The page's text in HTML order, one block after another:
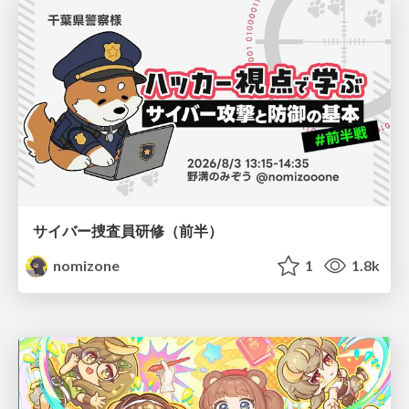
サイバー捜査員研修（前半）
nomizone
1 1.8k